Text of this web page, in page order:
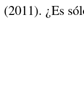
(2011). ¿Es